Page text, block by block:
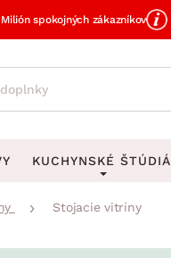
Milión spokojných zákazníkov
DEKORÁCIE
Obrazy
KUCHYNSKÉ ŠTÚDIÁ
Stojacie vitríny